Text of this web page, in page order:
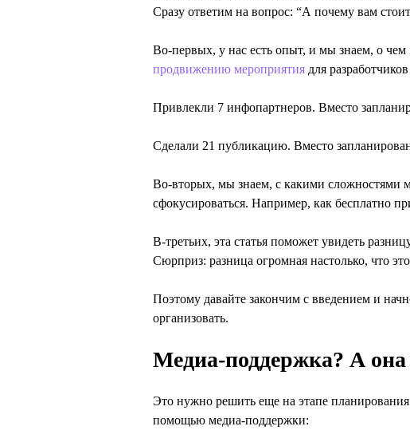
Сразу ответим на вопрос: “А почему вам
Во-первых, у нас есть опыт, и мы знаем, о
продвижению мероприятия для
Привлекли 7 инфопартнеров. Вместо
Сделали 21 публикацию. Вместо
Во-вторых, мы знаем, с какими сложностями
сфокусироваться. Например, как бесплатно
В-третьих, эта статья поможет увидеть
Сюрприз: разница огромная настолько, что
Поэтому давайте закончим с введением и
организовать.
Медиа-поддержка? А
Это нужно решить еще на этапе планирования
помощью медиа-поддержки: